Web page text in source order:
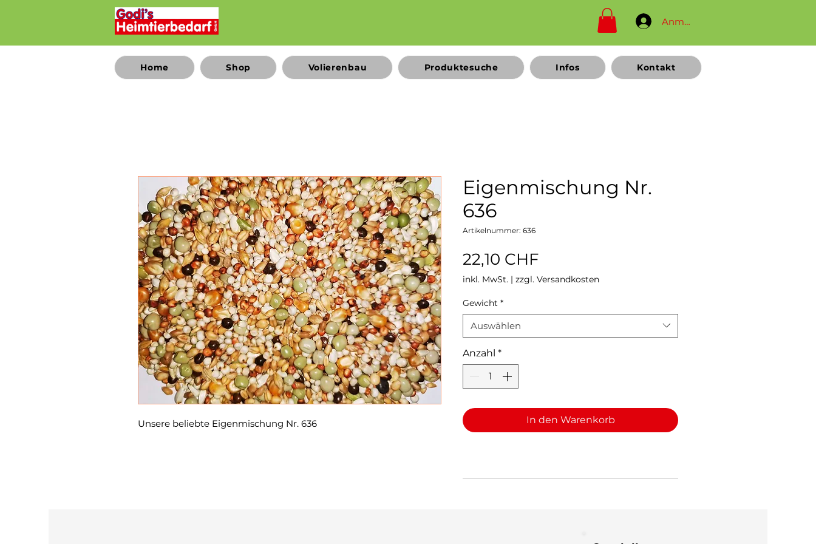
Anmelden
Home Shop Volierenbau Produktesuche Infos Kontakt
Unsere beliebte Eigenmischung Nr. 636
Eigenmischung Nr.
636
Artikelnummer: 636
22,10 CHFPreis
inkl. MwSt. | zzgl. Versandkosten
Gewicht *
Auswählen
Anzahl *
In den Warenkorb